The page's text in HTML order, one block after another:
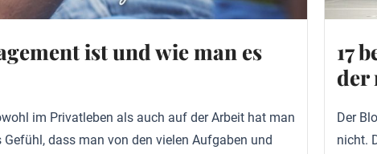
ist und wie man es
im Privatleben als auch auf der Arbeit hat man
dass man von den vielen Aufgaben und
17
der
Der
nicht.